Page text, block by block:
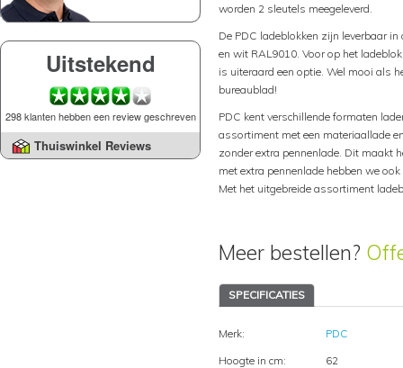
Uitstekend
298 klanten hebben een review geschreven
Thuiswinkel Reviews
worden 2 sleutels meegeleverd.
De PDC ladeblokken zijn leverbaar
en wit RAL9010. Voor op het
is uiteraard een optie. Wel mooi als
bureaublad!
PDC kent verschillende formaten
assortiment met een materiaallade
zonder extra pennenlade. Dit maakt
met extra pennenlade hebben we
Met het uitgebreide assortiment
Meer bestellen?
SPECIFICATIES
Merk:
PDC
Hoogte in cm:
62